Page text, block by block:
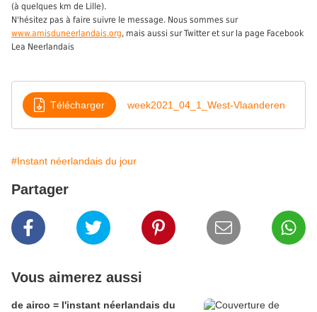
(à quelques km de Lille).
N'hésitez pas à faire suivre le message. Nous sommes sur
www.amisduneerlandais.org, mais aussi sur Twitter et sur la page Facebook
Lea Neerlandais
Télécharger week2021_04_1_West-Vlaanderen
#Instant néerlandais du jour
Partager
Vous aimerez aussi
de airco = l'instant néerlandais du